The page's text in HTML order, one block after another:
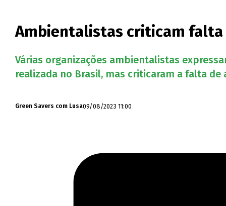
Ambientalistas criticam falta
Várias organizações ambientalistas
realizada no Brasil, mas criticaram a falta
Green Savers com Lusa09/08/2023 11:00